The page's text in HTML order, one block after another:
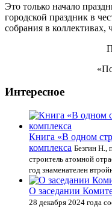
Это только начало
городской праздник в
собрания в коллективах,
Интересное
Книга «В одном
комплекса Безгин Н.,
строитель атомной
год знаменателен
О заседании
28 декабря 2024 года